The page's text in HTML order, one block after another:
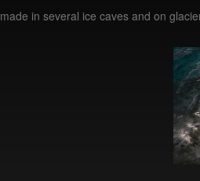
in several ice caves and on